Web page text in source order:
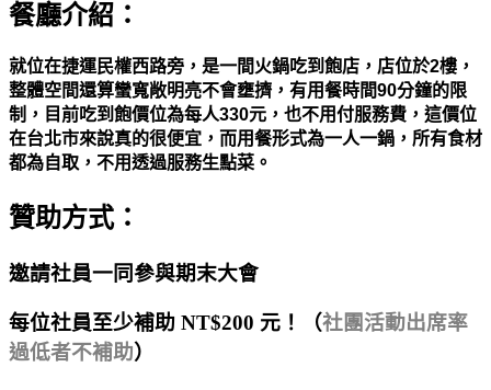
餐廳介紹：
就位在捷運民權西路旁，是一間火鍋吃到飽店，店位於2樓，
整體空間還算蠻寬敞明亮不會壅擠，有用餐時間90分鐘的限
制，目前吃到飽價位為每人330元，也不用付服務費，這價位
在台北市來說真的很便宜，而用餐形式為一人一鍋，所有食材
都為自取，不用透過服務生點菜。
贊助方式：
邀請社員一同參與期末大會
每位社員至少補助 NT$200 元！（社團活動出席率
過低者不補助）